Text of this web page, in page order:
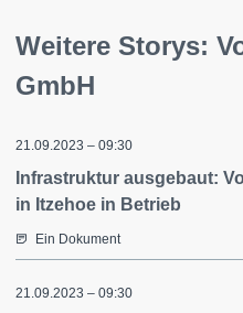
Weitere Storys:
GmbH
21.09.2023 – 09:30
Infrastruktur ausgebaut:
in Itzehoe in Betrieb
Ein Dokument
21.09.2023 – 09:30